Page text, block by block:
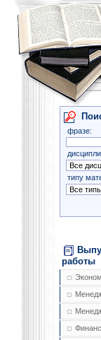
фразе:
типу
работы